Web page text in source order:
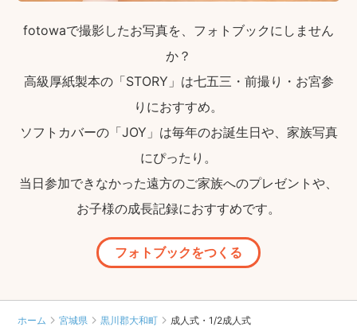
fotowaで撮影したお写真を、フォトブックにしません
か？
高級厚紙製本の「STORY」は七五三・前撮り・お宮参
りにおすすめ。
ソフトカバーの「JOY」は毎年のお誕生日や、家族写真
にぴったり。
当日参加できなかった遠方のご家族へのプレゼントや、
お子様の成長記録におすすめです。
フォトブックをつくる
ホーム 宮城県 黒川郡大和町 成人式・1/2成人式